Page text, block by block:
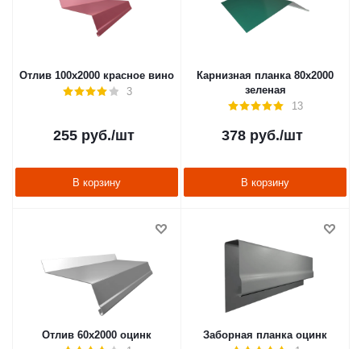
Отлив 100х2000 красное вино
3
255 руб./шт
В корзину
Карнизная планка 80х2000
зеленая
13
378 руб./шт
В корзину
Отлив 60х2000 оцинк
Заборная планка оцинк